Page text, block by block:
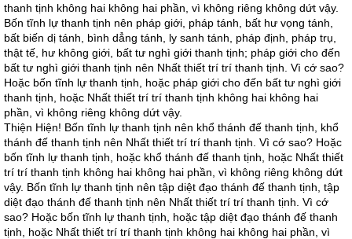
thanh tịnh không hai không hai phần, vì không riêng không dứt vậy.
Bốn tĩnh lự thanh tịnh nên pháp giới, pháp tánh, bất hư vọng tánh,
bất biến dị tánh, bình dẳng tánh, ly sanh tánh, pháp định, pháp trụ,
thật tế, hư không giới, bất tư nghì giới thanh tịnh; pháp giới cho đến
bất tư nghì giới thanh tịnh nên Nhất thiết trí trí thanh tịnh. Vì cớ sao?
Hoặc bốn tĩnh lự thanh tịnh, hoặc pháp giới cho đến bất tư nghì giới
thanh tịnh, hoặc Nhất thiết trí trí thanh tịnh không hai không hai
phần, vì không riêng không dứt vậy.
Thiện Hiện! Bốn tĩnh lự thanh tịnh nên khổ thánh đế thanh tịnh, khổ
thánh đế thanh tịnh nên Nhất thiết trí trí thanh tịnh. Vì cớ sao? Hoặc
bốn tĩnh lự thanh tịnh, hoặc khổ thánh đế thanh tịnh, hoặc Nhất thiết
trí trí thanh tịnh không hai không hai phần, vì không riêng không dứt
vậy. Bốn tĩnh lự thanh tịnh nên tập diệt đạo thánh đế thanh tịnh, tập
diệt đạo thánh đế thanh tịnh nên Nhất thiết trí trí thanh tịnh. Vì cớ
sao? Hoặc bốn tĩnh lự thanh tịnh, hoặc tập diệt đạo thánh đế thanh
tịnh, hoặc Nhất thiết trí trí thanh tịnh không hai không hai phần, vì